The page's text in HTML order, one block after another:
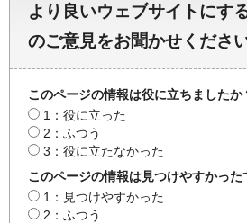
より良いウェブサイトにす
のご意見をお聞かせくださ
このページの情報は役に立ちましたか
1：役に立った
2：ふつう
3：役に立たなかった
このページの情報は見つけやすかった
1：見つけやすかった
2：ふつう